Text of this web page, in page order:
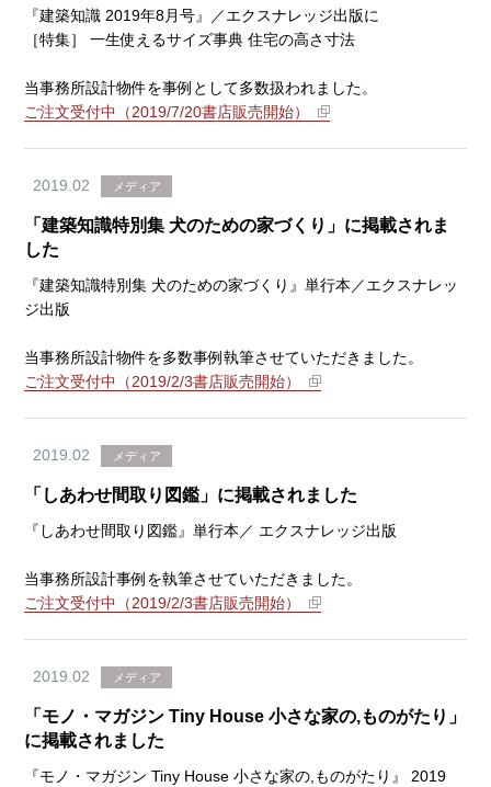
『建築知識 2019年8月号』／エクスナレッジ出版に
［特集］ 一生使えるサイズ事典 住宅の高さ寸法
当事務所設計物件を事例として多数扱われました。
ご注文受付中（2019/7/20書店販売開始）
2019.02 メディア
「建築知識特別集 犬のための家づくり」に掲載されま
した
『建築知識特別集 犬のための家づくり』単行本／エクスナレッ
ジ出版
当事務所設計物件を多数事例執筆させていただきました。
ご注文受付中（2019/2/3書店販売開始）
2019.02 メディア
「しあわせ間取り図鑑」に掲載されました
『しあわせ間取り図鑑』単行本／ エクスナレッジ出版
当事務所設計事例を執筆させていただきました。
ご注文受付中（2019/2/3書店販売開始）
2019.02 メディア
「モノ・マガジン Tiny House 小さな家の,ものがたり」
に掲載されました
『モノ・マガジン Tiny House 小さな家の,ものがたり』 2019